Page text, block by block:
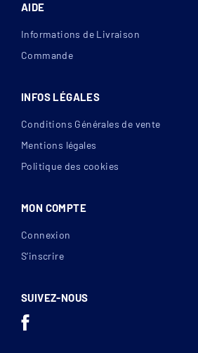
AIDE
Informations de Livraison
Commande
INFOS LÉGALES
Conditions Générales de vente
Mentions légales
Politique des cookies
MON COMPTE
Connexion
S’inscrire
SUIVEZ-NOUS